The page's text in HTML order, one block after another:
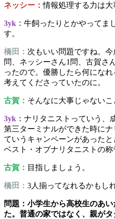
ネッシー：情報処理する力は大
3yk： 牛飼ったりとかやってま
す。
橋田： 次もいい問題ですね。
問、ネッシーさん1問、古賀さ
ったので。優勝したら何にな
考えてくださっていたのに。
古賀： そんなに大事じゃないこ
3yk： ナリタニストっていう、
第三ターミナルができた時に
ていうキャンペーンがあった
ベスト・オブナリタニストの称
古賀： 目指しましょう。
橋田： 3人揃ってなれるかもし
問題：小学生から高校生のあ
た。普通の家ではなく、親が